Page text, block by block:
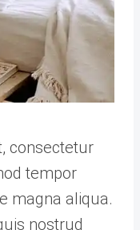
consectetur
tempor
magna aliqua.
nostrud